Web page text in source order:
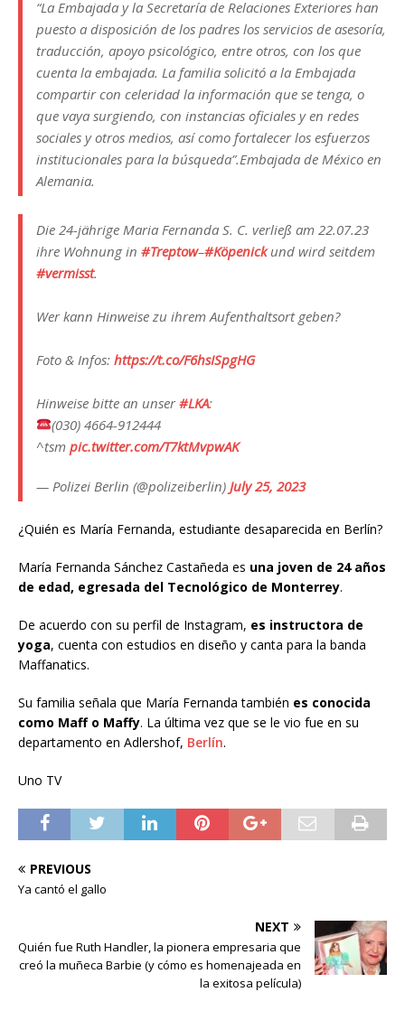
“La Embajada y la Secretaría de Relaciones Exteriores han
puesto a disposición de los padres los servicios de asesoría,
traducción, apoyo psicológico, entre otros, con los que
cuenta la embajada. La familia solicitó a la Embajada
compartir con celeridad la información que se tenga, o
que vaya surgiendo, con instancias oficiales y en redes
sociales y otros medios, así como fortalecer los esfuerzos
institucionales para la búsqueda”.Embajada de México en
Alemania.
Die 24-jährige Maria Fernanda S. C. verließ am 22.07.23
ihre Wohnung in #Treptow–#Köpenickund wird seitdem
#vermisst.
Wer kann Hinweise zu ihrem Aufenthaltsort geben?
Foto & Infos: https://t.co/F6hsISpgHG
Hinweise bitte an unser#LKA:
(030) 4664-912444
^tsm pic.twitter.com/T7ktMvpwAK
— Polizei Berlin (@polizeiberlin) July 25, 2023
¿Quién es María Fernanda, estudiante desaparecida en Berlín?
María Fernanda Sánchez Castañeda es una joven de 24 años
de edad, egresada del Tecnológico de Monterrey.
De acuerdo con su perfil de Instagram, es instructora de
yoga, cuenta con estudios en diseño y canta para la banda
Maffanatics.
Su familia señala que María Fernanda también es conocida
como Maff o Maffy. La última vez que se le vio fue en su
departamento en Adlershof, Berlín.
Uno TV
PREVIOUS
Ya cantó el gallo
NEXT
Quién fue Ruth Handler, la pionera empresaria que
creó la muñeca Barbie (y cómo es homenajeada en
la exitosa película)